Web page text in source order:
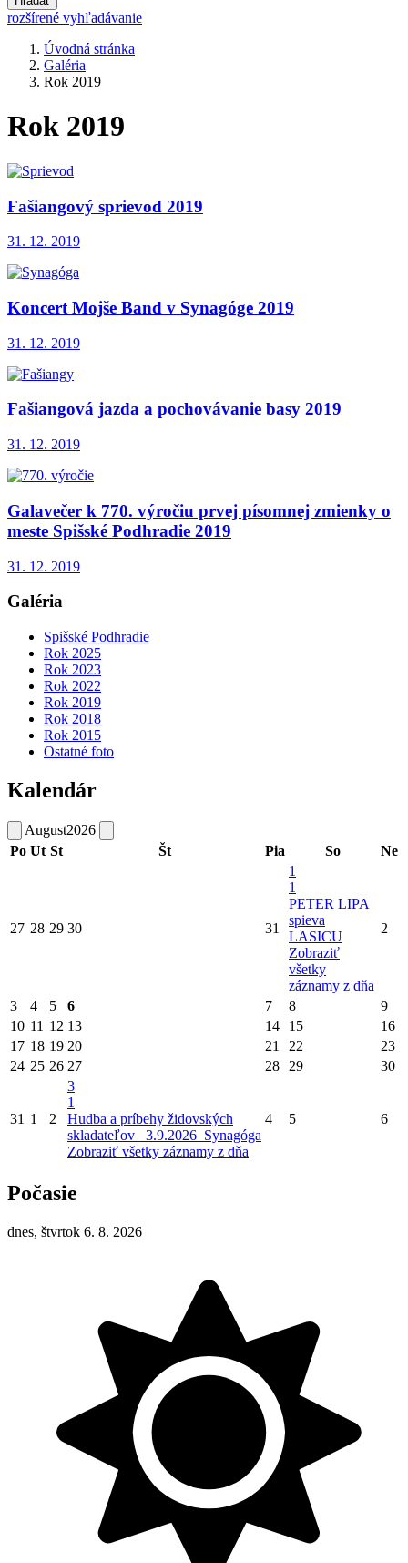
rozšírené vyhľadávanie
Úvodná stránka
Galéria
Rok 2019
Rok 2019
Fašiangový sprievod 2019
31. 12. 2019
Koncert Mojše Band v Synagóge 2019
31. 12. 2019
Fašiangová jazda a pochovávanie basy 2019
31. 12. 2019
Galavečer k 770. výročiu prvej písomnej zmienky o
meste Spišské Podhradie 2019
31. 12. 2019
Galéria
Spišské Podhradie
Rok 2025
Rok 2023
Rok 2022
Rok 2019
Rok 2018
Rok 2015
Ostatné foto
Kalendár
August2026
Po Ut St Št Pia So Ne
27 28 29 30 31
1
1
PETER LIPA
spieva
LASICU
Zobraziť
všetky
záznamy z dňa
2
3 4 5 6 7 8
9
10 11 12 13 14 15
16
17 18 19 20 21 22
23
24 25 26 27 28 29 30
31 1 2
3
1
Hudba a príbehy židovských
skladateľov_ 3.9.2026_Synagóga
Zobraziť všetky záznamy z dňa
4 5 6
Počasie
dnes, štvrtok 6. 8. 2026